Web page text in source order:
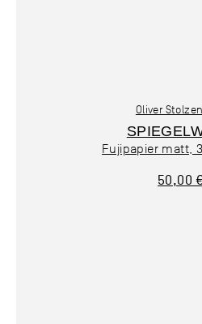
Oliver
Fujipapier matt,
50,00 €